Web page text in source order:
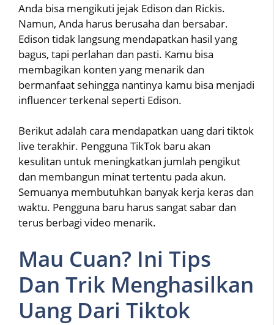
Anda bisa mengikuti jejak Edison dan Rickis.
Namun, Anda harus berusaha dan bersabar.
Edison tidak langsung mendapatkan hasil yang
bagus, tapi perlahan dan pasti. Kamu bisa
membagikan konten yang menarik dan
bermanfaat sehingga nantinya kamu bisa menjadi
influencer terkenal seperti Edison.
Berikut adalah cara mendapatkan uang dari tiktok
live terakhir. Pengguna TikTok baru akan
kesulitan untuk meningkatkan jumlah pengikut
dan membangun minat tertentu pada akun.
Semuanya membutuhkan banyak kerja keras dan
waktu. Pengguna baru harus sangat sabar dan
terus berbagi video menarik.
Mau Cuan? Ini Tips
Dan Trik Menghasilkan
Uang Dari Tiktok